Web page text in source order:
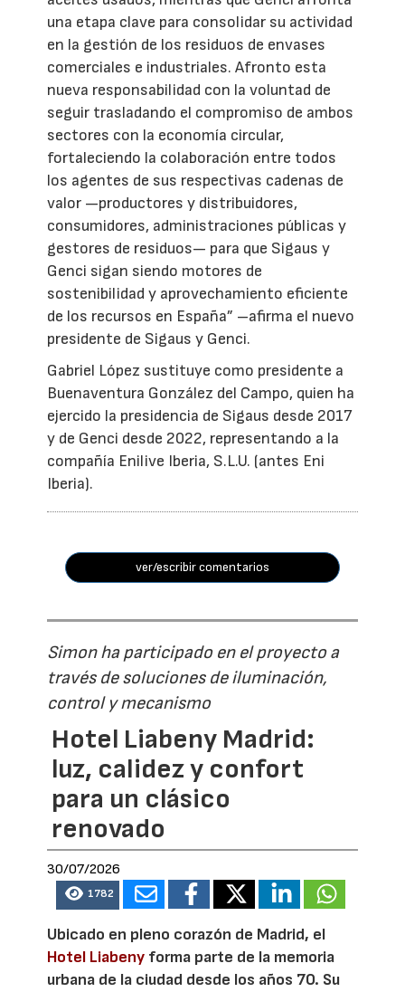
una etapa clave para consolidar su actividad
en la gestión de los residuos de envases
comerciales e industriales. Afronto esta
nueva responsabilidad con la voluntad de
seguir trasladando el compromiso de ambos
sectores con la economía circular,
fortaleciendo la colaboración entre todos
los agentes de sus respectivas cadenas de
valor —productores y distribuidores,
consumidores, administraciones públicas y
gestores de residuos— para que Sigaus y
Genci sigan siendo motores de
sostenibilidad y aprovechamiento eficiente
de los recursos en España” –afirma el nuevo
presidente de Sigaus y Genci.
Gabriel López sustituye como presidente a
Buenaventura González del Campo, quien ha
ejercido la presidencia de Sigaus desde 2017
y de Genci desde 2022, representando a la
compañía Enilive Iberia, S.L.U. (antes Eni
Iberia).
ver/escribir comentarios
Simon ha participado en el proyecto a
través de soluciones de iluminación,
control y mecanismo
Hotel Liabeny Madrid:
luz, calidez y confort
para un clásico
renovado
30/07/2026
1782
Ubicado en pleno corazón de Madrid, el
Hotel Liabeny forma parte de la memoria
urbana de la ciudad desde los años 70. Su